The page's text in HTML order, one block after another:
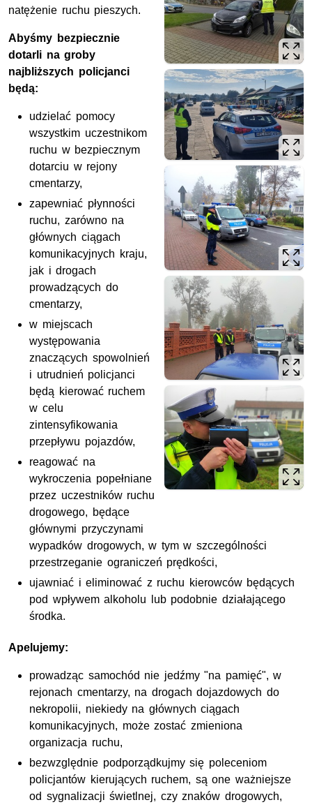
natężenie ruchu pieszych.
Abyśmy bezpiecznie
dotarli na groby
najbliższych policjanci
będą:
udzielać pomocy
wszystkim uczestnikom
ruchu w bezpiecznym
dotarciu w rejony
cmentarzy,
zapewniać płynności
ruchu, zarówno na
głównych ciągach
komunikacyjnych kraju,
jak i drogach
prowadzących do
cmentarzy,
w miejscach
występowania
znaczących spowolnień
i utrudnień policjanci
będą kierować ruchem
w celu
zintensyfikowania
przepływu pojazdów,
reagować na
wykroczenia popełniane
przez uczestników ruchu
drogowego, będące
głównymi przyczynami
wypadków drogowych, w tym w szczególności
przestrzeganie ograniczeń prędkości,
ujawniać i eliminować z ruchu kierowców będących
pod wpływem alkoholu lub podobnie działającego
środka.
Apelujemy:
prowadząc samochód nie jedźmy "na pamięć", w
rejonach cmentarzy, na drogach dojazdowych do
nekropolii, niekiedy na głównych ciągach
komunikacyjnych, może zostać zmieniona
organizacja ruchu,
bezwzględnie podporządkujmy się poleceniom
policjantów kierujących ruchem, są one ważniejsze
od sygnalizacji świetlnej, czy znaków drogowych,